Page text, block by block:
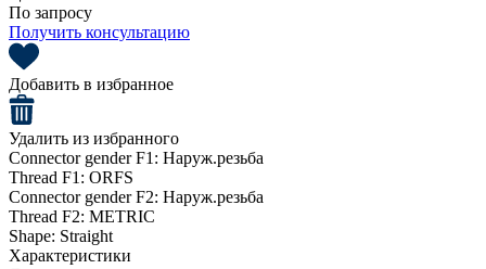
По запросу
Получить консультацию
Добавить в избранное
Удалить из избранного
Connector gender F1: Наруж.резьба
Thread F1: ORFS
Connector gender F2: Наруж.резьба
Thread F2: METRIC
Shape: Straight
Характеристики